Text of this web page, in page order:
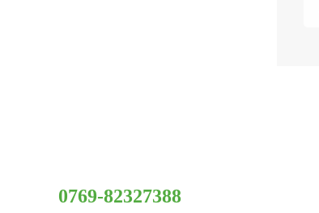
0769-82327388